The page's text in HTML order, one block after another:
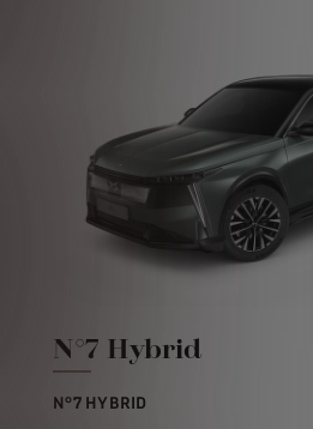
N°7 Hybrid
N°7 HYBRID